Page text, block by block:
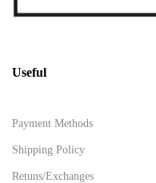
Useful
Payment Methods
Shipping Policy
Retuns/Exchanges